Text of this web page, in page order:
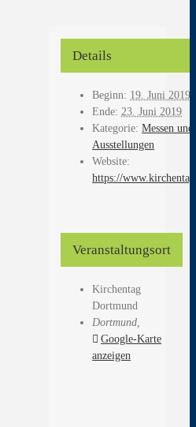
Details
Beginn: 19. Juni 2019
Ende: 23. Juni 2019
Kategorie: Messen und
Ausstellungen
Website:
https://
Veranstaltungsort
Kirchentag
Dortmund
Dortmund
Google-Karte
anzeigen